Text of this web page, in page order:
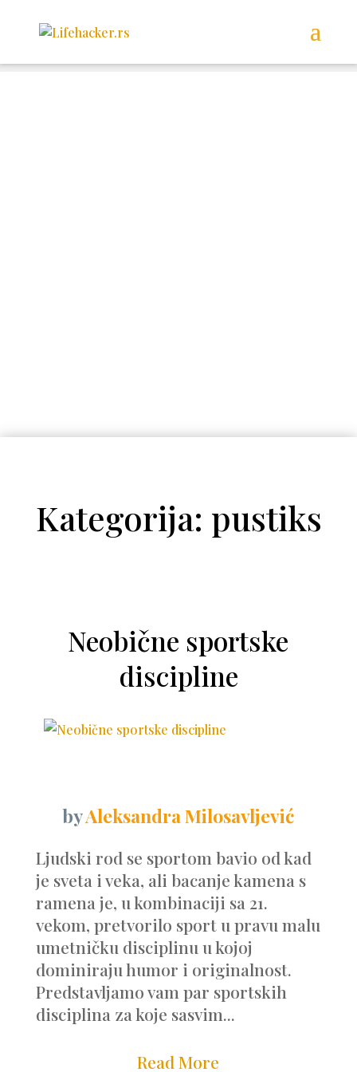
Kategorija: pustiks
Neobične sportske
discipline
byAleksandra Milosavljević
Ljudski rod se sportom bavio od kad
je sveta i veka, ali bacanje kamena s
ramena je, u kombinaciji sa 21.
vekom, pretvorilo sport u pravu malu
umetničku disciplinu u kojoj
dominiraju humor i originalnost.
Predstavljamo vam par sportskih
disciplina za koje sasvim...
Read More